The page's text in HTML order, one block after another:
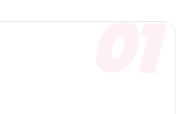
01